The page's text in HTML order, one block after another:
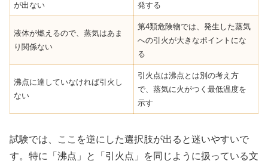
が出ない
発する
液体が燃えるので、蒸気はあま
り関係ない
第4類危険物では、発生した蒸気
への引火が大きなポイントにな
る
沸点に達していなければ引火し
ない
引火点は沸点とは別の考え方
で、蒸気に火がつく最低温度を
示す
試験では、ここを逆にした選択肢が出ると迷いやすいで
す。特に「沸点」と「引火点」を同じように扱っている文